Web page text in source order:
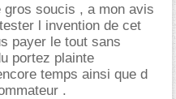
soucis , a mon avis
l invention de cet
payer le tout sans
portez plainte
temps ainsi que d
.